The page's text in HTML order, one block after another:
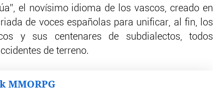
el novísimo idioma de los vascos, creado en
de voces españolas para unificar, al fin, los
y sus centenares de subdialectos, todos
de terreno.
MMORPG